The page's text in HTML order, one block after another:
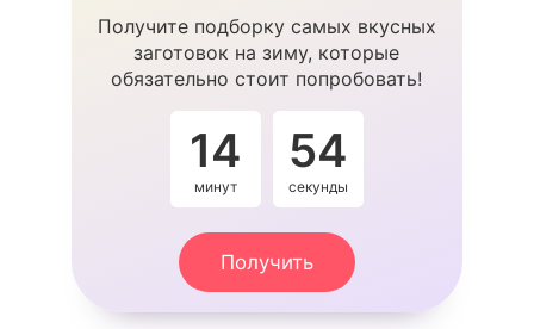
Получите подборку самых вкусных
заготовок на зиму, которые
обязательно стоит попробовать!
14
минут
53
секунды
Получить